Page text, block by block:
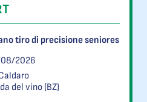
tiro di precisione seniores
2026
del vino (BZ)